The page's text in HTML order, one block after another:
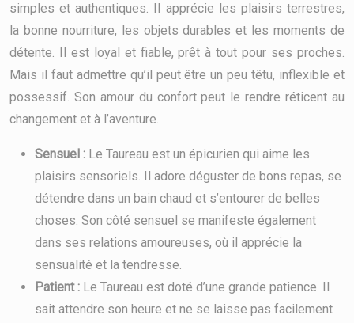
simples et authentiques. Il apprécie les plaisirs terrestres,
la bonne nourriture, les objets durables et les moments de
détente. Il est loyal et fiable, prêt à tout pour ses proches.
Mais il faut admettre qu’il peut être un peu têtu, inflexible et
possessif. Son amour du confort peut le rendre réticent au
changement et à l’aventure.
Sensuel : Le Taureau est un épicurien qui aime les
plaisirs sensoriels. Il adore déguster de bons repas, se
détendre dans un bain chaud et s’entourer de belles
choses. Son côté sensuel se manifeste également
dans ses relations amoureuses, où il apprécie la
sensualité et la tendresse.
Patient : Le Taureau est doté d’une grande patience. Il
sait attendre son heure et ne se laisse pas facilement